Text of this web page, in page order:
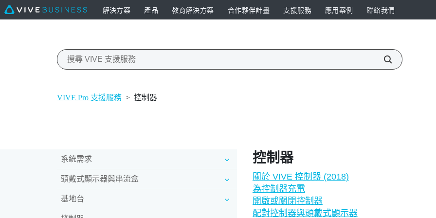
解決方案 產品 教育解決方案 合作夥伴計畫 支援服務 應用案例 聯絡我們
VIVE Pro 支援服務 > 控制器
系統需求
頭戴式顯示器與串流盒
基地台
控制器
關於 VIVE 控制器 (2018)
為控制器充電
開啟或關閉控制器
配對控制器與頭戴式顯示器